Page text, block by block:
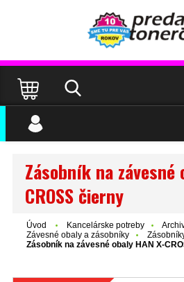
Zásobník na závesné
CROSS čierny
Úvod Kancelárske potreby
Závesné obaly a zásobníky
Zásobník na závesné obaly HAN X-